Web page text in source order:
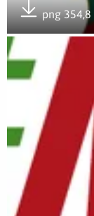
png 354,8
Pobierz
Otwórz